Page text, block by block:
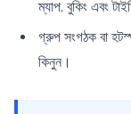
ম্যাপ, বুকিং এবং
গ্রুপ সংগঠক বা
কিনুন।